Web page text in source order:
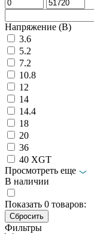
Напряжение (В)
3.6
5.2
7.2
10.8
12
14
14.4
18
20
36
40 XGT
Просмотреть еще
В наличии
Показать 0 товаров:
Фильтры